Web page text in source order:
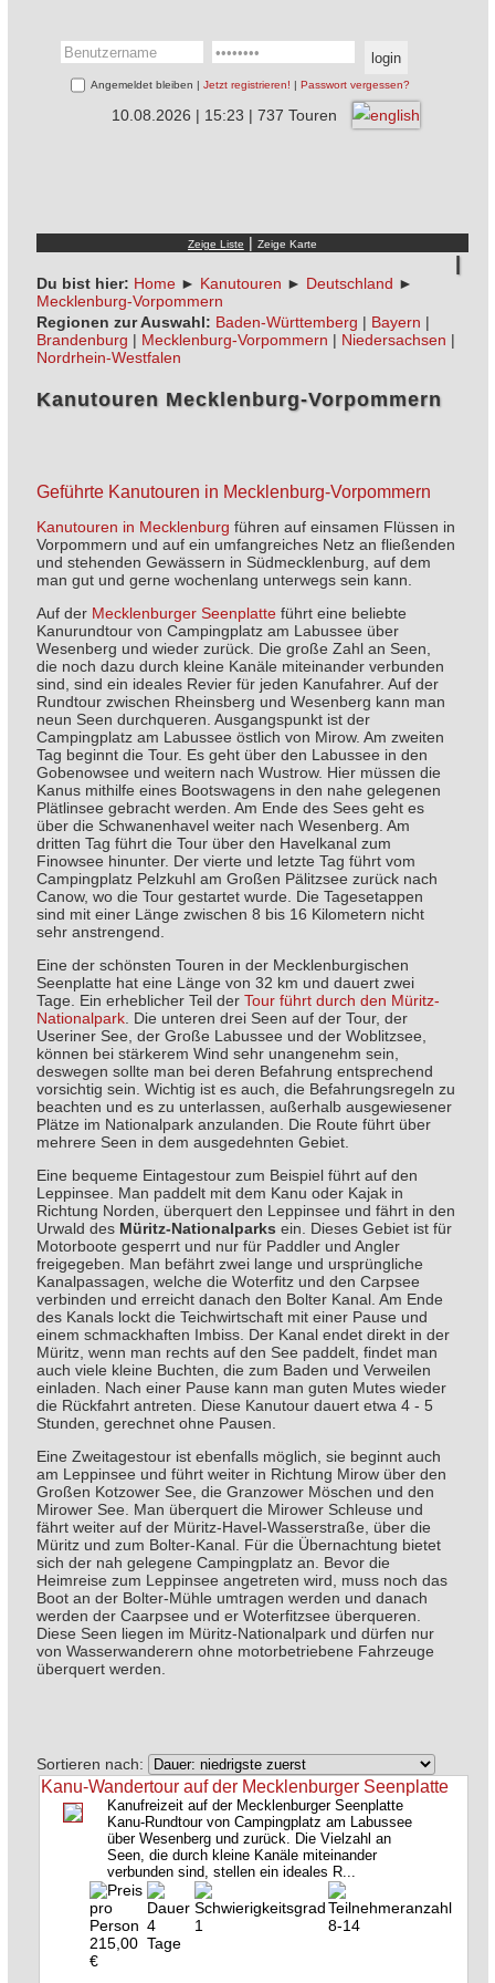
Angemeldet bleiben | Jetzt registrieren! | Passwort vergessen?
10.08.2026 | 15:23 | 737 Touren
|
Du bist hier: Home► Kanutouren ► Deutschland ►
Mecklenburg-Vorpommern
Regionen zur Auswahl: Baden-Württemberg | Bayern |
Brandenburg | Mecklenburg-Vorpommern | Niedersachsen |
Nordrhein-Westfalen
Kanutouren Mecklenburg-Vorpommern
Geführte Kanutouren in Mecklenburg-Vorpommern
Kanutouren in Mecklenburg führen auf einsamen Flüssen in
Vorpommern und auf ein umfangreiches Netz an fließenden
und stehenden Gewässern in Südmecklenburg, auf dem
man gut und gerne wochenlang unterwegs sein kann.
Auf der Mecklenburger Seenplatteführt eine beliebte
Kanurundtour von Campingplatz am Labussee über
Wesenberg und wieder zurück. Die große Zahl an Seen,
die noch dazu durch kleine Kanäle miteinander verbunden
sind, sind ein ideales Revier für jeden Kanufahrer. Auf der
Rundtour zwischen Rheinsberg und Wesenberg kann man
neun Seen durchqueren. Ausgangspunkt ist der
Campingplatz am Labussee östlich von Mirow. Am zweiten
Tag beginnt die Tour. Es geht über den Labussee in den
Gobenowsee und weitern nach Wustrow. Hier müssen die
Kanus mithilfe eines Bootswagens in den nahe gelegenen
Plätlinsee gebracht werden. Am Ende des Sees geht es
über die Schwanenhavel weiter nach Wesenberg. Am
dritten Tag führt die Tour über den Havelkanal zum
Finowsee hinunter. Der vierte und letzte Tag führt vom
Campingplatz Pelzkuhl am Großen Pälitzsee zurück nach
Canow, wo die Tour gestartet wurde. Die Tagesetappen
sind mit einer Länge zwischen 8 bis 16 Kilometern nicht
sehr anstrengend.
Eine der schönsten Touren in der Mecklenburgischen
Seenplatte hat eine Länge von 32 km und dauert zwei
Tage. Ein erheblicher Teil der Tour führt durch den Müritz-
Nationalpark. Die unteren drei Seen auf der Tour, der
Useriner See, der Große Labussee und der Woblitzsee,
können bei stärkerem Wind sehr unangenehm sein,
deswegen sollte man bei deren Befahrung entsprechend
vorsichtig sein. Wichtig ist es auch, die Befahrungsregeln zu
beachten und es zu unterlassen, außerhalb ausgewiesener
Plätze im Nationalpark anzulanden. Die Route führt über
mehrere Seen in dem ausgedehnten Gebiet.
Eine bequeme Eintagestour zum Beispiel führt auf den
Leppinsee. Man paddelt mit dem Kanu oder Kajak in
Richtung Norden, überquert den Leppinsee und fährt in den
Urwald des Müritz-Nationalparks ein. Dieses Gebiet ist für
Motorboote gesperrt und nur für Paddler und Angler
freigegeben. Man befährt zwei lange und ursprüngliche
Kanalpassagen, welche die Woterfitz und den Carpsee
verbinden und erreicht danach den Bolter Kanal. Am Ende
des Kanals lockt die Teichwirtschaft mit einer Pause und
einem schmackhaften Imbiss. Der Kanal endet direkt in der
Müritz, wenn man rechts auf den See paddelt, findet man
auch viele kleine Buchten, die zum Baden und Verweilen
einladen. Nach einer Pause kann man guten Mutes wieder
die Rückfahrt antreten. Diese Kanutour dauert etwa 4 - 5
Stunden, gerechnet ohne Pausen.
Eine Zweitagestour ist ebenfalls möglich, sie beginnt auch
am Leppinsee und führt weiter in Richtung Mirow über den
Großen Kotzower See, die Granzower Möschen und den
Mirower See. Man überquert die Mirower Schleuse und
fährt weiter auf der Müritz-Havel-Wasserstraße, über die
Müritz und zum Bolter-Kanal. Für die Übernachtung bietet
sich der nah gelegene Campingplatz an. Bevor die
Heimreise zum Leppinsee angetreten wird, muss noch das
Boot an der Bolter-Mühle umtragen werden und danach
werden der Caarpsee und er Woterfitzsee überqueren.
Diese Seen liegen im Müritz-Nationalpark und dürfen nur
von Wasserwanderern ohne motorbetriebene Fahrzeuge
überquert werden.
Sortieren nach:
Kanu-Wandertour auf der Mecklenburger Seenplatte
Kanufreizeit auf der Mecklenburger Seenplatte
Kanu-Rundtour von Campingplatz am Labussee
über Wesenberg und zurück. Die Vielzahl an
Seen, die durch kleine Kanäle miteinander
verbunden sind, stellen ein ideales R...
215,00
€
4
Tage
1 8-14